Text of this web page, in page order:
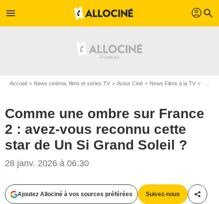
menu profil search
Accueil News cinéma, films et séries TV Actus Ciné News Films à la TV
Comme une ombre sur France
2 : avez-vous reconnu cette
star de Un Si Grand Soleil ?
28 janv. 2026 à 06:30
Ajoutez Allociné à vos sources préférées Suivez-nous